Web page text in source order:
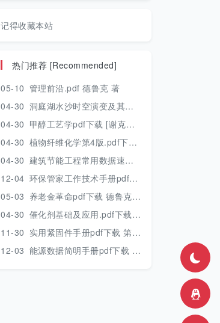
记得收藏本站
热门推荐 [Recommended]
05-10 管理前沿.pdf 德鲁克 著
04-30 洞庭湖水沙时空演变及其对水资源安全的影响研究.pdf 胡光伟 著 2017年版
04-30 甲醇工艺学pdf下载 [谢克昌 房鼎业主编] 2010年版
04-30 植物纤维化学第4版.pdf下载 [裴继诚主编] 2012年版
04-30 建筑节能工程常用数据速查手册.pdf下载 [陈慢勤著] 2010年版
12-04 环保管家工作技术手册pdf下载 2019年版
05-03 养老金革命pdf下载 德鲁克 著
04-30 催化剂基础及应用.pdf下载 [季生福 张谦温 赵彬侠编] 2011年版
11-30 实用紧固件手册pdf下载 第三版 2018年版
12-03 能源数据简明手册pdf下载 2017版